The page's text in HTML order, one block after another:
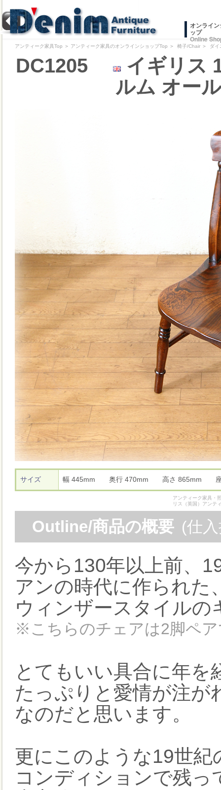
オンライ
ップ
Online
アンティーク家具Top ＞ アンティーク家具のオンラインショップTop ＞ 椅子/Chair ＞ ダイ
DC1205
イギリス
ルム オー
サイズ 幅 445mm 奥行 470mm 高さ 865mm
アンティーク家具・
リス（英国）アンテ
Outline/商品の概要 (仕
今から130年以上前、
アンの時代に作られた
ウィンザースタイル
※こちらのチェアは2脚ペ
とてもいい具合に年を
たっぷりと愛情が注が
なのだと思います。
更にこのような19世
コンディションで残っ